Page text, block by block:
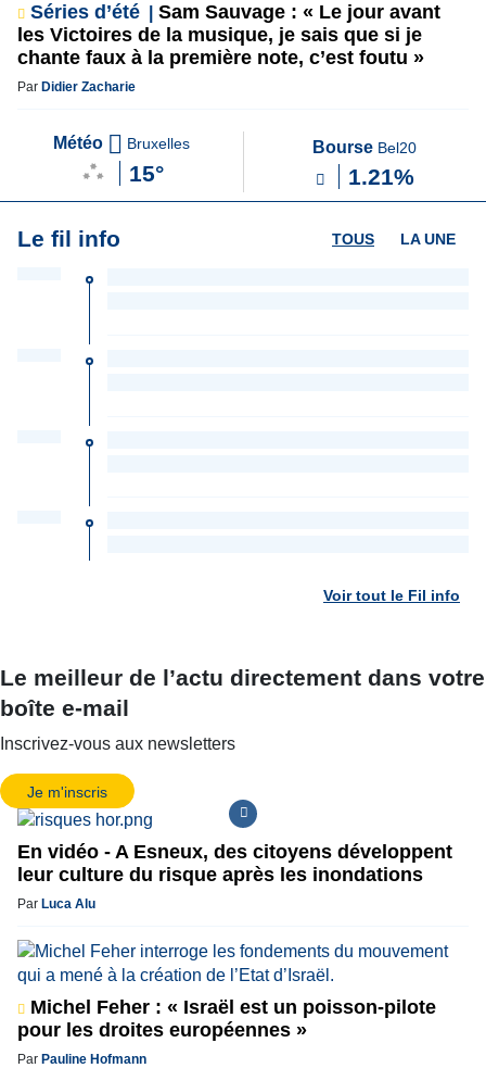
Séries d’été
Sam Sauvage : « Le jour avant
les Victoires de la musique, je sais que si je
chante faux à la première note, c’est foutu »
Par Didier Zacharie
Météo Bruxelles
15°
Bourse Bel20
1.21%
Le fil info LA UNE
TOUS
Voir tout le Fil info
Le meilleur de l’actu directement dans votre
boîte e-mail
Inscrivez-vous aux newsletters
Je m'inscris
En vidéo - A Esneux, des citoyens développent
leur culture du risque après les inondations
Par Luca Alu
Michel Feher : « Israël est un poisson-pilote
pour les droites européennes »
Par Pauline Hofmann